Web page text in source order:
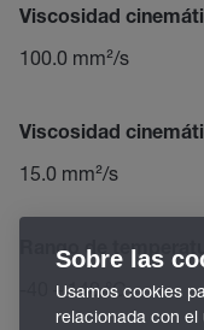
Viscosidad
100.0 mm²/s
Viscosidad
15.0 mm²/s
Rango de
-40 – 140 °C
Sobre las
Usamos cookies
relacionada con el